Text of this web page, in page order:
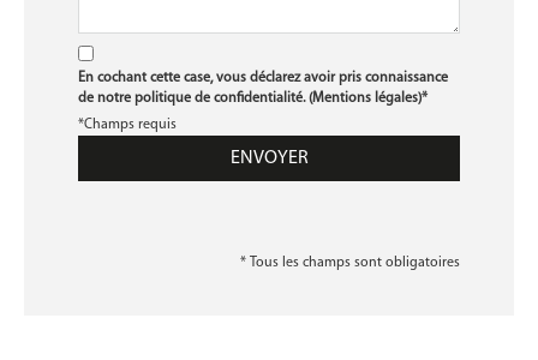
En cochant cette case, vous déclarez avoir pris connaissance
de notre politique de confidentialité. (Mentions légales)*
*Champs requis
* Tous les champs sont obligatoires